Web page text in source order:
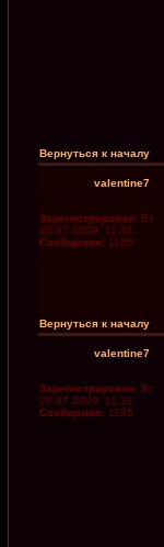
Вернуться к началу
valentine7
Зарегистрирован: Вт
28.07.2009, 11:31
Сообщения: 1185
Вернуться к началу
valentine7
Зарегистрирован: Вт
28.07.2009, 11:31
Сообщения: 1185